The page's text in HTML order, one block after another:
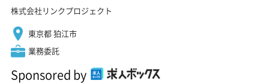
株式会社リンクプロジェクト
東京都 狛江市
業務委託
Sponsored by